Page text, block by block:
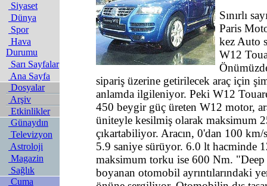
Siyaset
Dünya
Spor
Hava
Durumu
Sarı Sayfalar
Ana Sayfa
Dosyalar
Arşiv
Etkinlikler
Günaydın
Televizyon
Astroloji
Magazin
Sağlık
Cuma
Sınırlı
Paris
kez Auto
W12
sipariş üzerine getirilecek araç için
anlamda ilgileniyor. Peki W12
450 beygir güç üreten W12 motor,
üniteyle kesilmiş olarak maksimum
çıkartabiliyor. Aracın, 0'dan 100 km/s
5.9 saniye sürüyor. 6.0 lt hacminde
maksimum torku ise 600 Nm.
boyanan otomobil ayrıntılarındaki